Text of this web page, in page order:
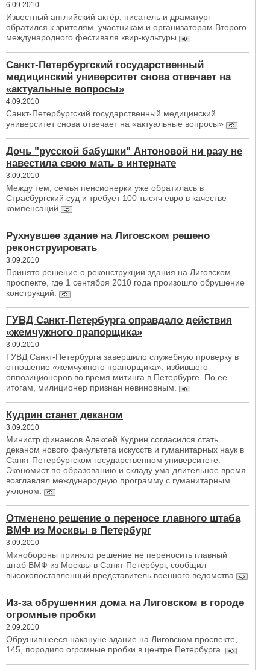
6.09.2010
Известный английский актёр, писатель и драматург
обратился к зрителям, участникам и организаторам Второго
международного фестиваля квир-культуры
Санкт-Петербургский государственный
медицинский университет снова отвечает на
«актуальные вопросы»
4.09.2010
Санкт-Петербургский государственный медицинский
университет снова отвечает на «актуальные вопросы»
Дочь "русской бабушки" Антоновой ни разу не
навестила свою мать в интернате
3.09.2010
Между тем, семья пенсионерки уже обратилась в
Страсбургский суд и требует 100 тысяч евро в качестве
компенсаций
Рухнувшее здание на Лиговском решено
реконструировать
3.09.2010
Принято решение о реконструкции здания на Лиговском
проспекте, где 1 сентября 2010 года произошло обрушение
конструкций.
ГУВД Санкт-Петербурга оправдало действия
«жемчужного прапорщика»
3.09.2010
ГУВД Санкт-Петербурга завершило служебную проверку в
отношение «жемчужного прапорщика», избившего
оппозиционеров во время митинга в Петербурге. По ее
итогам, милиционер признан невиновным.
Кудрин станет деканом
3.09.2010
Министр финансов Алексей Кудрин согласился стать
деканом нового факультета искусств и гуманитарных наук в
Санкт-Петербургском государственном университете.
Экономист по образованию и складу ума длительное время
возглавлял международную программу с гуманитарным
уклоном.
Отменено решение о переносе главного штаба
ВМФ из Москвы в Петербург
3.09.2010
Минобороны приняло решение не переносить главный
штаб ВМФ из Москвы в Санкт-Петербург, сообщил
высокопоставленный представитель военного ведомства
Из-за обрушенния дома на Лиговском в городе
огромные пробки
2.09.2010
Обрушившееся накануне здание на Лиговском проспекте,
145, породило огромные пробки в центре Петербурга.